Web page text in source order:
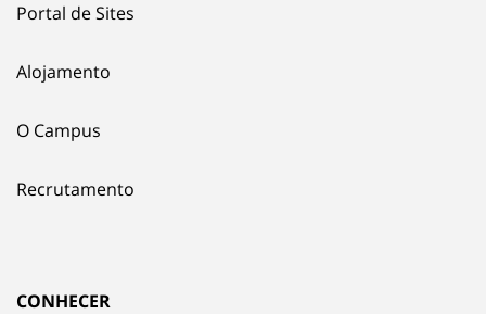
Portal de Sites
Alojamento
O Campus
Recrutamento
CONHECER